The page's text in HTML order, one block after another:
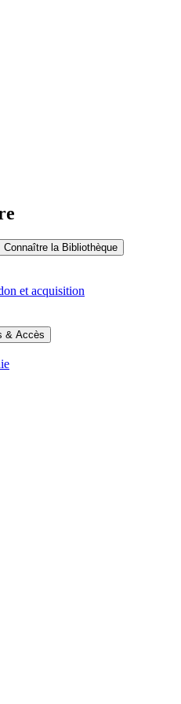
Connaître la Bibliothèque
et acquisition
& Accès